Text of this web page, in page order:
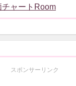
チャートRoom
スポンサーリンク